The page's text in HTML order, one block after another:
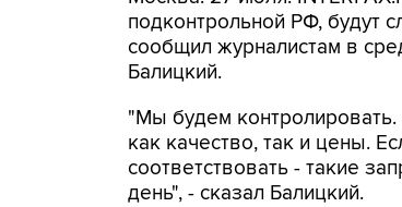
подконтрольной РФ, будут
сообщил журналистам в
Балицкий.
"Мы будем
как качество, так и цены.
соответствовать - такие
день", - сказал Балицкий.